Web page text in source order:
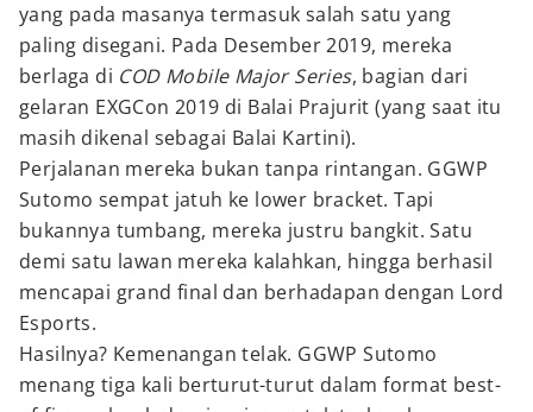
yang pada masanya termasuk salah satu yang
paling disegani. Pada Desember 2019, mereka
berlaga di COD Mobile Major Series, bagian dari
gelaran EXGCon 2019 di Balai Prajurit (yang saat itu
masih dikenal sebagai Balai Kartini).
Perjalanan mereka bukan tanpa rintangan. GGWP
Sutomo sempat jatuh ke lower bracket. Tapi
bukannya tumbang, mereka justru bangkit. Satu
demi satu lawan mereka kalahkan, hingga berhasil
mencapai grand final dan berhadapan dengan Lord
Esports.
Hasilnya? Kemenangan telak. GGWP Sutomo
menang tiga kali berturut-turut dalam format best-